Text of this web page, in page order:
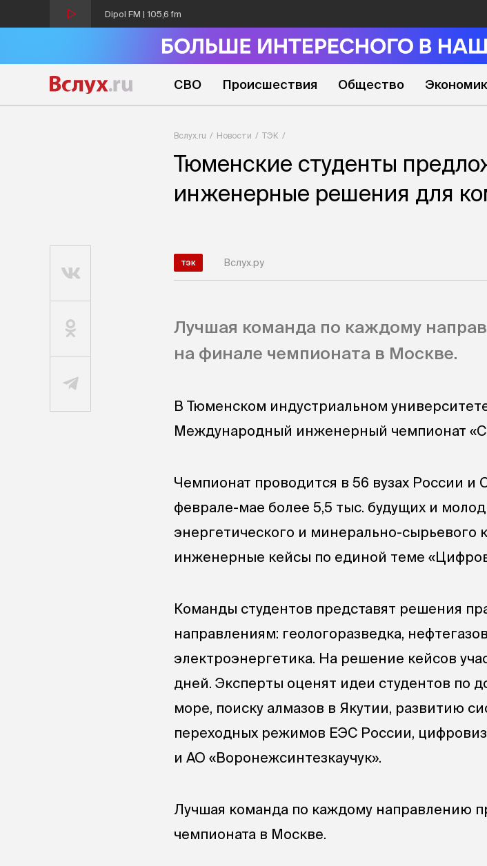
Dipol FM | 105,6 fm
СВО Происшествия Общество
Вслух.ru Новости ТЭК
Тюменские студенты
инженерные решения для
тэк Вслух.ру
Лучшая команда по каждому
на финале чемпионата в Москве.
В Тюменском индустриальном
Международный инженерный чемпионат
Чемпионат проводится в 56 вузах России и
феврале-мае более 5,5 тыс. будущих и
энергетического и минерально-сырьевого
инженерные кейсы по единой теме
Команды студентов представят решения
направлениям: геологоразведка,
электроэнергетика. На решение кейсов
дней. Эксперты оценят идеи студентов по
море, поиску алмазов в Якутии, развитию
переходных режимов ЕЭС России,
и АО «Воронежсинтезкаучук».
Лучшая команда по каждому направлению
чемпионата в Москве.